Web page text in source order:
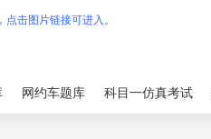
网约车题库 科目一仿真考试